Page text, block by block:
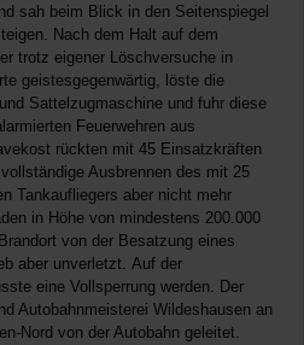
sah beim Blick in den Seitenspiegel
Nach dem Halt auf dem
trotz eigener Löschversuche in
geistesgegenwärtig, löste die
Sattelzugmaschine und fuhr diese
Feuerwehren aus
rückten mit 45 Einsatzkräften
Ausbrennen des mit 25
Tankaufliegers aber nicht mehr
in Höhe von mindestens 200.000
von der Besatzung eines
aber unverletzt. Auf der
eine Vollsperrung werden. Der
Autobahnmeisterei Wildeshausen an
Nord von der Autobahn geleitet.